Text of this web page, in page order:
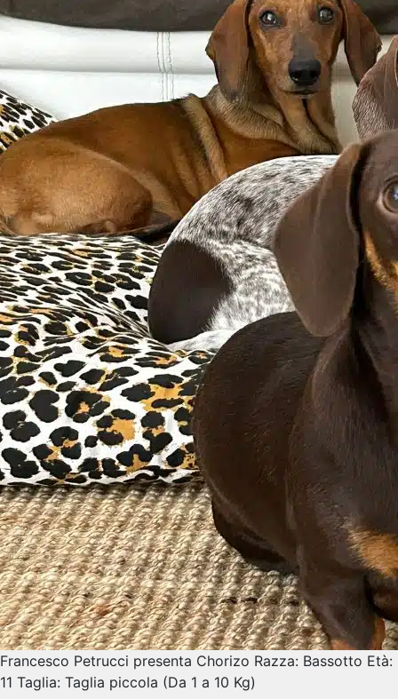
Francesco Petrucci presenta Chorizo Razza: Bassotto Età:
11 Taglia: Taglia piccola (Da 1 a 10 Kg)